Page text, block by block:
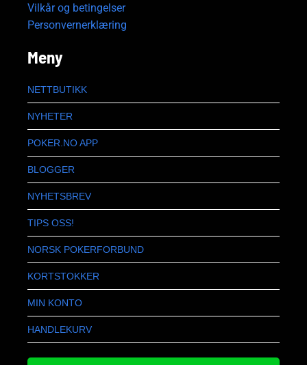
Vilkår og betingelser
Personvernerklæring
Meny
NETTBUTIKK
NYHETER
POKER.NO APP
BLOGGER
NYHETSBREV
TIPS OSS!
NORSK POKERFORBUND
KORTSTOKKER
MIN KONTO
HANDLEKURV